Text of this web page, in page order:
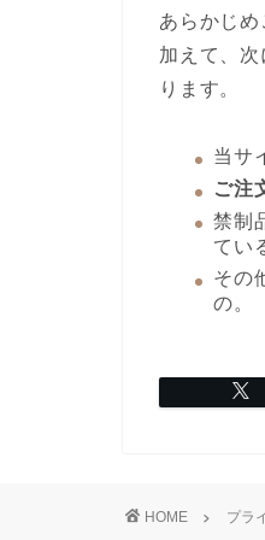
あらかじめ
加えて、
ります。
当サ
ご注
禁制
てい
その
の。
HOME プラ